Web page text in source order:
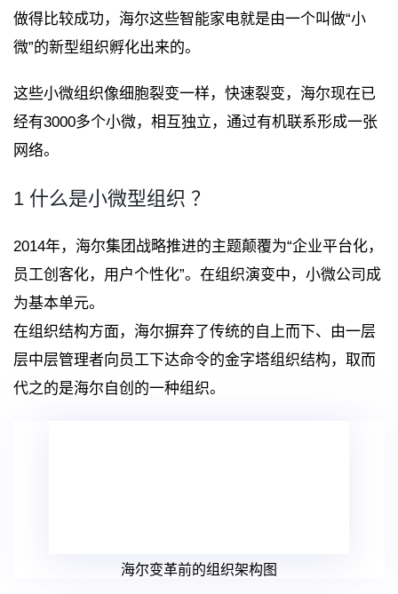
做得比较成功，海尔这些智能家电就是由一个叫做“小
微”的新型组织孵化出来的。
这些小微组织像细胞裂变一样，快速裂变，海尔现在已
经有3000多个小微，相互独立，通过有机联系形成一张
网络。
1 什么是小微型组织 ？
2014年，海尔集团战略推进的主题颠覆为“企业平台化，
员工创客化，用户个性化”。在组织演变中，小微公司成
为基本单元。
在组织结构方面，海尔摒弃了传统的自上而下、由一层
层中层管理者向员工下达命令的金字塔组织结构，取而
代之的是海尔自创的一种组织。
海尔变革前的组织架构图